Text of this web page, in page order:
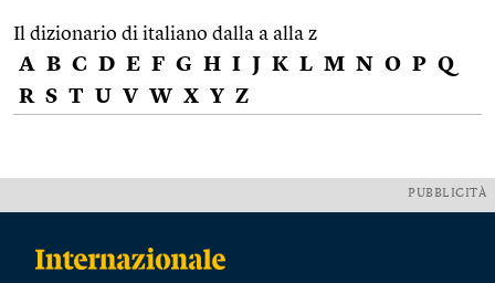
Il dizionario di italiano dalla a alla z
A B C D E F G H I J K L M N O P Q
R S T U V W X Y Z
PUBBLICITÀ